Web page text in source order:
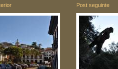
Post seguinte